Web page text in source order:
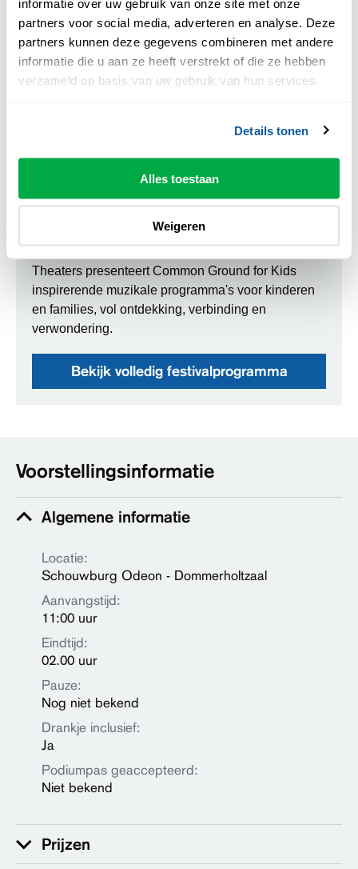
informatie over uw gebruik van onze site met onze
partners voor social media, adverteren en analyse. Deze
partners kunnen deze gegevens combineren met andere
informatie die u aan ze heeft verstrekt of die ze hebben
verzameld op basis van uw gebruik van hun services.
Details tonen
Alles toestaan
Weigeren
Common Ground for Kids
Ground (10 t/m 17 oktober), een muziekfestival met
Theaters presenteert Common Ground for Kids
inspirerende muzikale programma's voor kinderen
en families, vol ontdekking, verbinding en
verwondering.
Bekijk volledig festivalprogramma
Voorstellingsinformatie
Algemene informatie
Locatie:
Schouwburg Odeon - Dommerholtzaal
Aanvangstijd:
11:00 uur
Eindtijd:
02.00 uur
Pauze:
Nog niet bekend
Drankje inclusief:
Ja
Podiumpas geaccepteerd:
Niet bekend
Prijzen